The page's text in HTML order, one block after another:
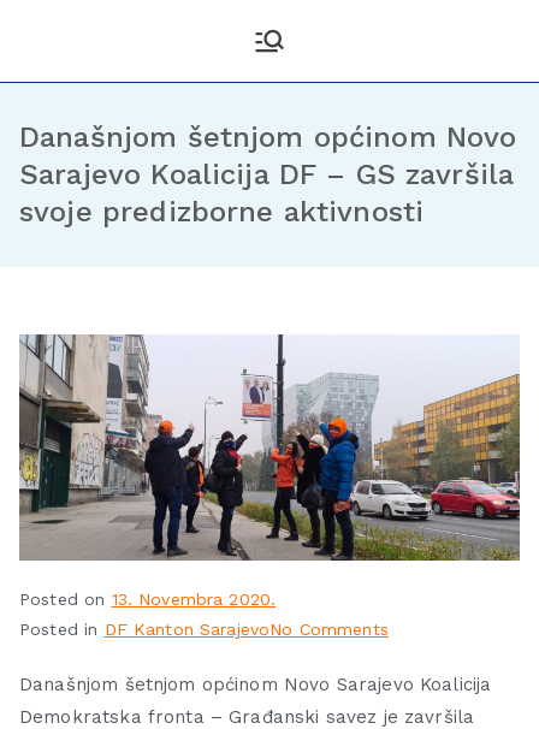
Današnjom šetnjom općinom Novo
Sarajevo Koalicija DF – GS završila
svoje predizborne aktivnosti
Posted on 13. Novembra 2020.
Posted in DF Kanton SarajevoNo Comments
Današnjom šetnjom općinom Novo Sarajevo Koalicija
Demokratska fronta – Građanski savez je završila